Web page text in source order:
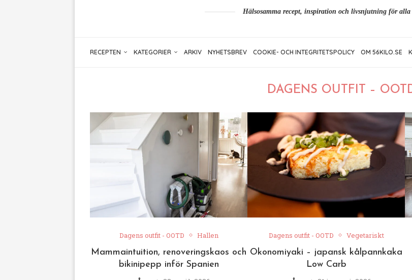
Hälsosamma recept, inspiration och livsnjutning för
RECEPTEN KATEGORIER ARKIV NYHETSBREV COOKIE- OCH INTEGRITETSPOLICY OM 56KILO.SE
DAGENS OUTFIT –
Dagens outfit - OOTD Hallen
Mammaintuition, renoveringskaos och
bikinipepp inför Spanien
Dagens outfit - OOTD Vegetariskt
Okonomiyaki – japansk kålpannkaka
Low Carb